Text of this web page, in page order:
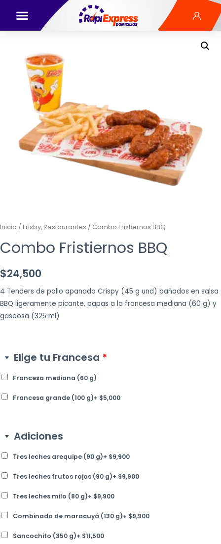
Inicio / Frisby, Restaurantes / Combo Fristiernos BBQ
Combo Fristiernos BBQ
$24,500
4 Tenders de pollo apanado Crispy (45 g und) bañados en salsa
BBQ ligeramente picante, papas a la francesa mediana (60 g) y
gaseosa (325 ml)
Elige tu Francesa *
Francesa mediana (60 g)
Francesa grande (100 g)+ $5,000
Adiciones
Tres leches arequipe (90 g)+ $9,900
Tres leches frutos rojos (90 g)+ $9,900
Tres leches milo (80 g)+ $9,900
Combinado de maracuyá (130 g)+ $9,900
Sancochito (350 g)+ $11,500